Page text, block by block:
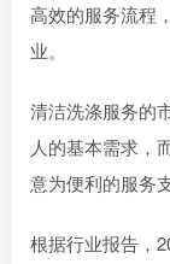
高效的服务流程
业。
清洁洗涤服务的
人的基本需求，
意为便利的服务
根据行业报告，